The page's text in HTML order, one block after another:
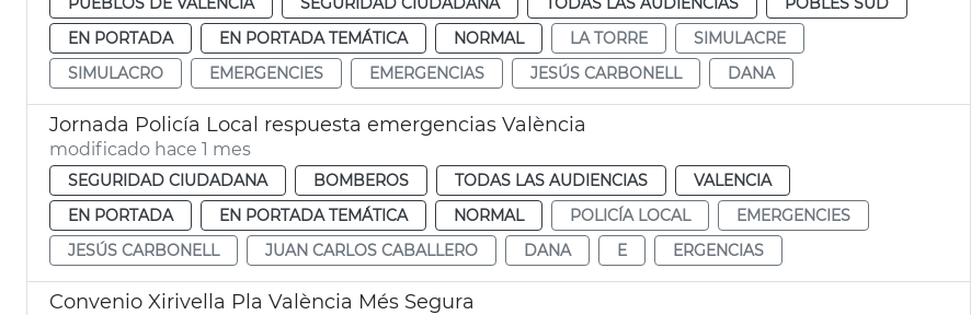
EN PORTADA
EN PORTADA TEMÁTICA NORMAL LA TORRE
SIMULACRE
SIMULACRO
EMERGENCIES EMERGENCIAS JESÚS CARBONELL DANA
Jornada Policía Local respuesta emergencias València
modificado hace 1 mes
SEGURIDAD CIUDADANA BOMBEROS TODAS LAS AUDIENCIAS
VALENCIA
EN PORTADA
EN PORTADA TEMÁTICA NORMAL POLICÍA LOCAL
EMERGENCIES
JESÚS CARBONELL
JUAN CARLOS CABALLERO DANA E ERGENCIAS
Convenio Xirivella Pla València Més Segura